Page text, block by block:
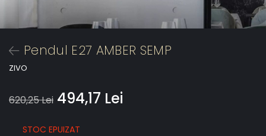
Pendul E27 AMBER SEMP
ZIVO
620,25 Lei 494,17 Lei
STOC EPUIZAT